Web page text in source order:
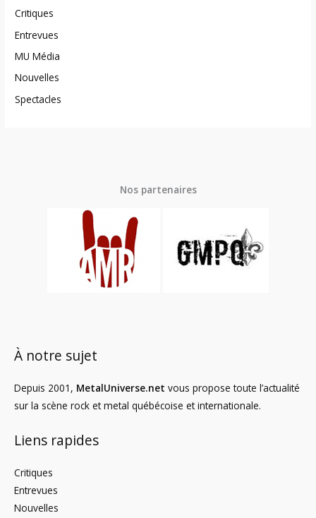
Critiques
Entrevues
MU Média
Nouvelles
Spectacles
Nos partenaires
À notre sujet
Depuis 2001, MetalUniverse.net vous propose toute l’actualité
sur la scène rock et metal québécoise et internationale.
Liens rapides
Critiques
Entrevues
Nouvelles